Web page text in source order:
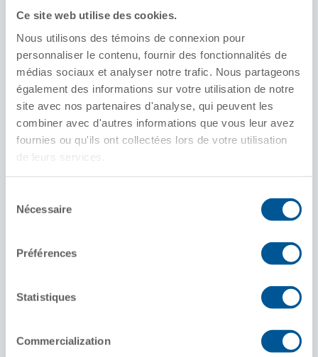
Ce site web utilise des cookies.
Nous utilisons des témoins de connexion pour
personnaliser le contenu, fournir des fonctionnalités de
médias sociaux et analyser notre trafic. Nous partageons
également des informations sur votre utilisation de notre
site avec nos partenaires d'analyse, qui peuvent les
combiner avec d'autres informations que vous leur avez
fournies ou qu'ils ont collectées lors de votre utilisation
de leurs services.
Nécessaire
Préférences
Statistiques
Commercialization
Liberalized Special Freight Train
Railways.
DÉTAILS DE PRODUITS
Commodity
Steel Coils
10,034 mm